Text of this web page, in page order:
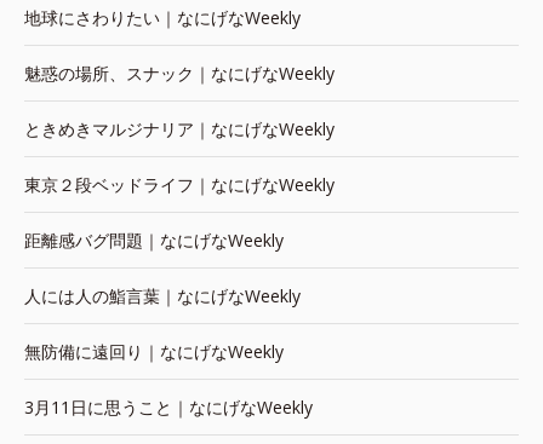
地球にさわりたい｜なにげなWeekly
魅惑の場所、スナック｜なにげなWeekly
ときめきマルジナリア｜なにげなWeekly
東京２段ベッドライフ｜なにげなWeekly
距離感バグ問題｜なにげなWeekly
人には人の鮨言葉｜なにげなWeekly
無防備に遠回り｜なにげなWeekly
3月11日に思うこと｜なにげなWeekly